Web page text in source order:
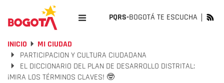
PQRS-BOGOTÁ TE ESCUCHA
INICIO
MI CIUDAD
PARTICIPACION Y CULTURA CIUDADANA
EL DICCIONARIO DEL PLAN DE DESARROLLO DISTRITAL:
¡MIRA LOS TÉRMINOS CLAVES! 🤓